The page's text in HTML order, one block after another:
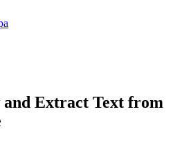
Extract Text from